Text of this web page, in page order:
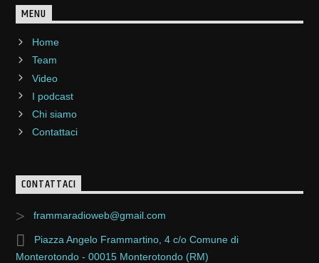
MENU
Home
Team
Video
I podcast
Chi siamo
Contattaci
CONTATTACI
frammaradioweb@gmail.com
Piazza Angelo Frammartino, 4 c/o Comune di
Monterotondo - 00015 Monterotondo (RM)